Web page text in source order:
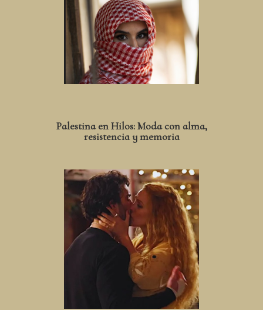
Palestina en Hilos: Moda con alma,
resistencia y memoria